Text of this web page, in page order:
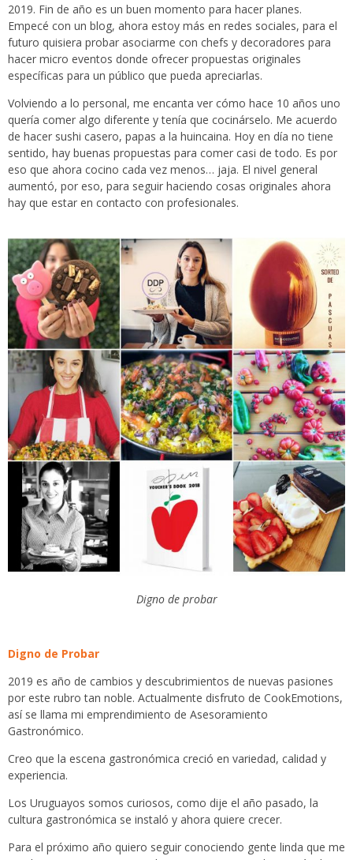
2019. Fin de año es un buen momento para hacer planes.
Empecé con un blog, ahora estoy más en redes sociales, para el
futuro quisiera probar asociarme con chefs y decoradores para
hacer micro eventos donde ofrecer propuestas originales
específicas para un público que pueda apreciarlas.
Volviendo a lo personal, me encanta ver cómo hace 10 años uno
quería comer algo diferente y tenía que cocinárselo. Me acuerdo
de hacer sushi casero, papas a la huincaina. Hoy en día no tiene
sentido, hay buenas propuestas para comer casi de todo. Es por
eso que ahora cocino cada vez menos… jaja. El nivel general
aumentó, por eso, para seguir haciendo cosas originales ahora
hay que estar en contacto con profesionales.
Digno de probar
Digno de Probar
2019 es año de cambios y descubrimientos de nuevas pasiones
por este rubro tan noble. Actualmente disfruto de CookEmotions,
así se llama mi emprendimiento de Asesoramiento
Gastronómico.
Creo que la escena gastronómica creció en variedad, calidad y
experiencia.
Los Uruguayos somos curiosos, como dije el año pasado, la
cultura gastronómica se instaló y ahora quiere crecer.
Para el próximo año quiero seguir conociendo gente linda que me